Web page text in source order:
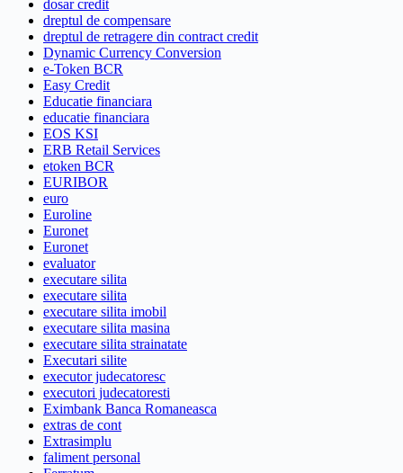
dosar credit
dreptul de compensare
dreptul de retragere din contract credit
Dynamic Currency Conversion
e-Token BCR
Easy Credit
Educatie financiara
educatie financiara
EOS KSI
ERB Retail Services
etoken BCR
EURIBOR
euro
Euroline
Euronet
Euronet
evaluator
executare silita
executare silita
executare silita imobil
executare silita masina
executare silita strainatate
Executari silite
executor judecatoresc
executori judecatoresti
Eximbank Banca Romaneasca
extras de cont
Extrasimplu
faliment personal